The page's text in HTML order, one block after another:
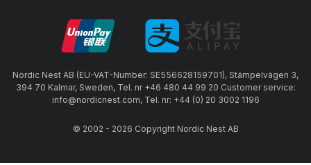
Nordic Nest AB (EU-VAT-Number: SE556628159701), Stämpelvägen 3,
394 70 Kalmar, Sweden, Tel. nr +46 480 44 99 20 Customer service:
info@nordicnest.com, Tel. nr: +44 (0) 20 3002 1196
© 2002 - 2026 Copyright Nordic Nest AB